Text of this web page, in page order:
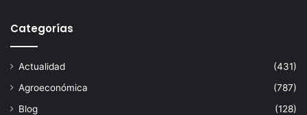
Categorías
Actualidad
(431)
Agroeconómica
(787)
Blog
(128)